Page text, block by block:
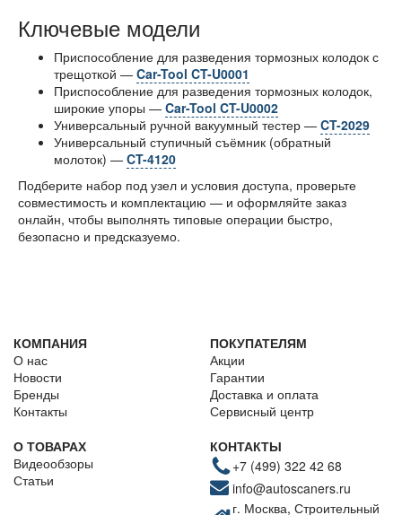
Ключевые модели
Приспособление для разведения тормозных колодок с
трещоткой — Car-Tool CT-U0001
Приспособление для разведения тормозных колодок,
широкие упоры — Car-Tool CT-U0002
Универсальный ручной вакуумный тестер — CT-2029
Универсальный ступичный съёмник (обратный
молоток) — CT-4120
Подберите набор под узел и условия доступа, проверьте
совместимость и комплектацию — и оформляйте заказ
онлайн, чтобы выполнять типовые операции быстро,
безопасно и предсказуемо.
КОМПАНИЯ
О нас
Новости
Бренды
Контакты
ПОКУПАТЕЛЯМ
Акции
Гарантии
Доставка и оплата
Сервисный центр
О ТОВАРАХ
Видеообзоры
Статьи
КОНТАКТЫ
+7 (499) 322 42 68
info@autoscaners.ru
г. Москва, Строительный